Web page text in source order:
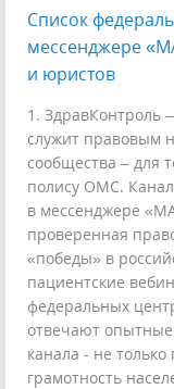
Список
мессенджере
и юристов
1. ЗдравКонтроль
служит правовым
сообщества – для
полису ОМС.
в мессенджере
проверенная
«победы» в
пациентские
федеральных
отвечают
канала - не
грамотность